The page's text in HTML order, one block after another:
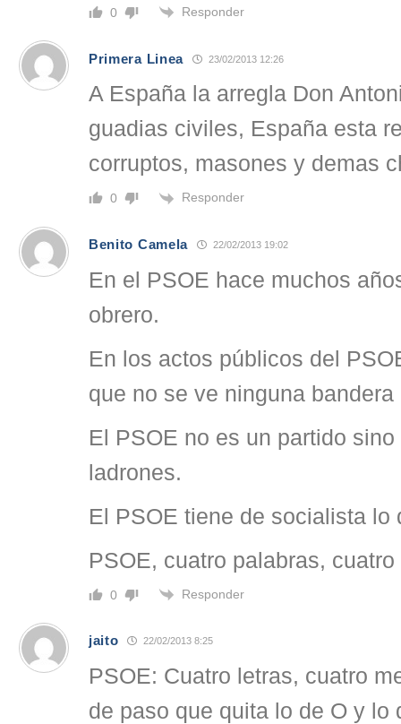
0 Responder
Primera Linea 23/02/2013 12:26
A España la arregla Don
guadias civiles, España esta
corruptos, masones y demas
0 Responder
Benito Camela 22/02/2013 19:02
En el PSOE hace muchos
obrero.
En los actos públicos del
que no se ve ninguna bandera
El PSOE no es un partido
ladrones.
El PSOE tiene de socialista lo
PSOE, cuatro palabras,
0 Responder
jaito 22/02/2013 8:25
PSOE: Cuatro letras, cuatro
de paso que quita lo de O y lo